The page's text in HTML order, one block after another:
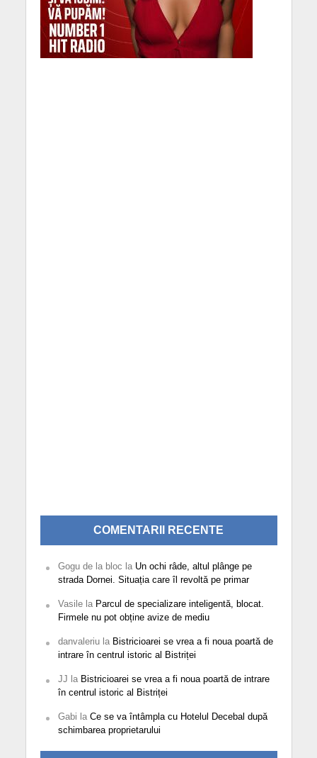
COMENTARII RECENTE
Gogu de la bloc la Un ochi râde, altul plânge pe
strada Dornei. Situația care îl revoltă pe primar
Vasilela Parcul de specializare inteligentă, blocat.
Firmele nu pot obține avize de mediu
danvaleriula Bistricioarei se vrea a fi noua poartă de
intrare în centrul istoric al Bistriței
JJ la Bistricioarei se vrea a fi noua poartă de intrare
în centrul istoric al Bistriței
Gabi la Ce se va întâmpla cu Hotelul Decebal după
schimbarea proprietarului